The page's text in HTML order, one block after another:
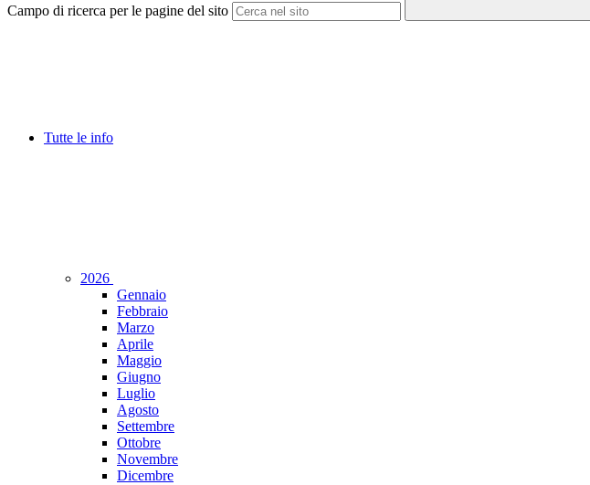
Campo di ricerca per le pagine del sito
Tutte le info
2026
Gennaio
Febbraio
Marzo
Aprile
Maggio
Giugno
Luglio
Agosto
Settembre
Ottobre
Novembre
Dicembre